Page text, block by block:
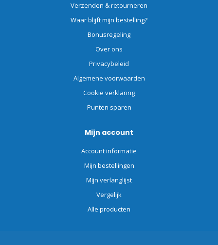
Verzenden & retourneren
Waar blijft mijn bestelling?
Bonusregeling
Over ons
Privacybeleid
Algemene voorwaarden
Cookie verklaring
Punten sparen
Mijn account
Account informatie
Mijn bestellingen
Mijn verlanglijst
Vergelijk
Alle producten